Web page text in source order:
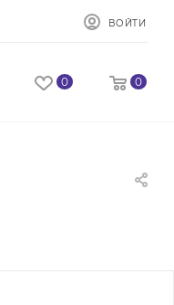
ВОЙТИ
0 0